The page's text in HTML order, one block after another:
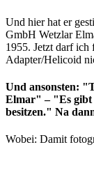
Und hier hat er
GmbH Wetzlar
1955. Jetzt darf
Adapter/Helicoid
Und ansonsten:
Elmar" – "Es gibt
besitzen." Na
Wobei: Damit